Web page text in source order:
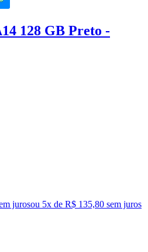
128 GB Preto -
jurosou 5x de R$ 135,80 sem juros